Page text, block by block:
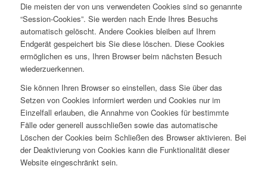
Die meisten der von uns verwendeten Cookies sind so genannte
“Session-Cookies”. Sie werden nach Ende Ihres Besuchs
automatisch gelöscht. Andere Cookies bleiben auf Ihrem
Endgerät gespeichert bis Sie diese löschen. Diese Cookies
ermöglichen es uns, Ihren Browser beim nächsten Besuch
wiederzuerkennen.
Sie können Ihren Browser so einstellen, dass Sie über das
Setzen von Cookies informiert werden und Cookies nur im
Einzelfall erlauben, die Annahme von Cookies für bestimmte
Fälle oder generell ausschließen sowie das automatische
Löschen der Cookies beim Schließen des Browser aktivieren. Bei
der Deaktivierung von Cookies kann die Funktionalität dieser
Website eingeschränkt sein.